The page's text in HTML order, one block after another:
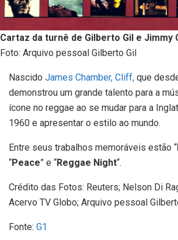
Cartaz da turnê de Gilberto Gil e Jimmy
Foto: Arquivo pessoal Gilberto Gil
Nascido James Chamber, Cliff, que
demonstrou um grande talento para a
ícone no reggae ao se mudar para a
1960 e apresentar o estilo ao mundo.
Entre seus trabalhos memoráveis estão “
“Peace” e “Reggae Night“.
Crédito das Fotos: Reuters; Nelson Di
Acervo TV Globo; Arquivo pessoal
Fonte: G1